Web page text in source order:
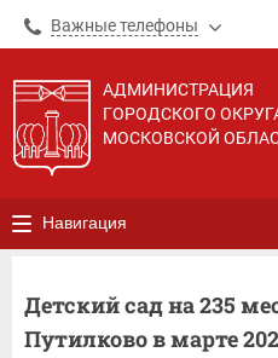
Важные телефоны
АДМИНИСТРАЦИЯ
ГОРОДСКОГО
МОСКОВСКОЙ
Навигация
Детский сад на 235
Путилково в марте